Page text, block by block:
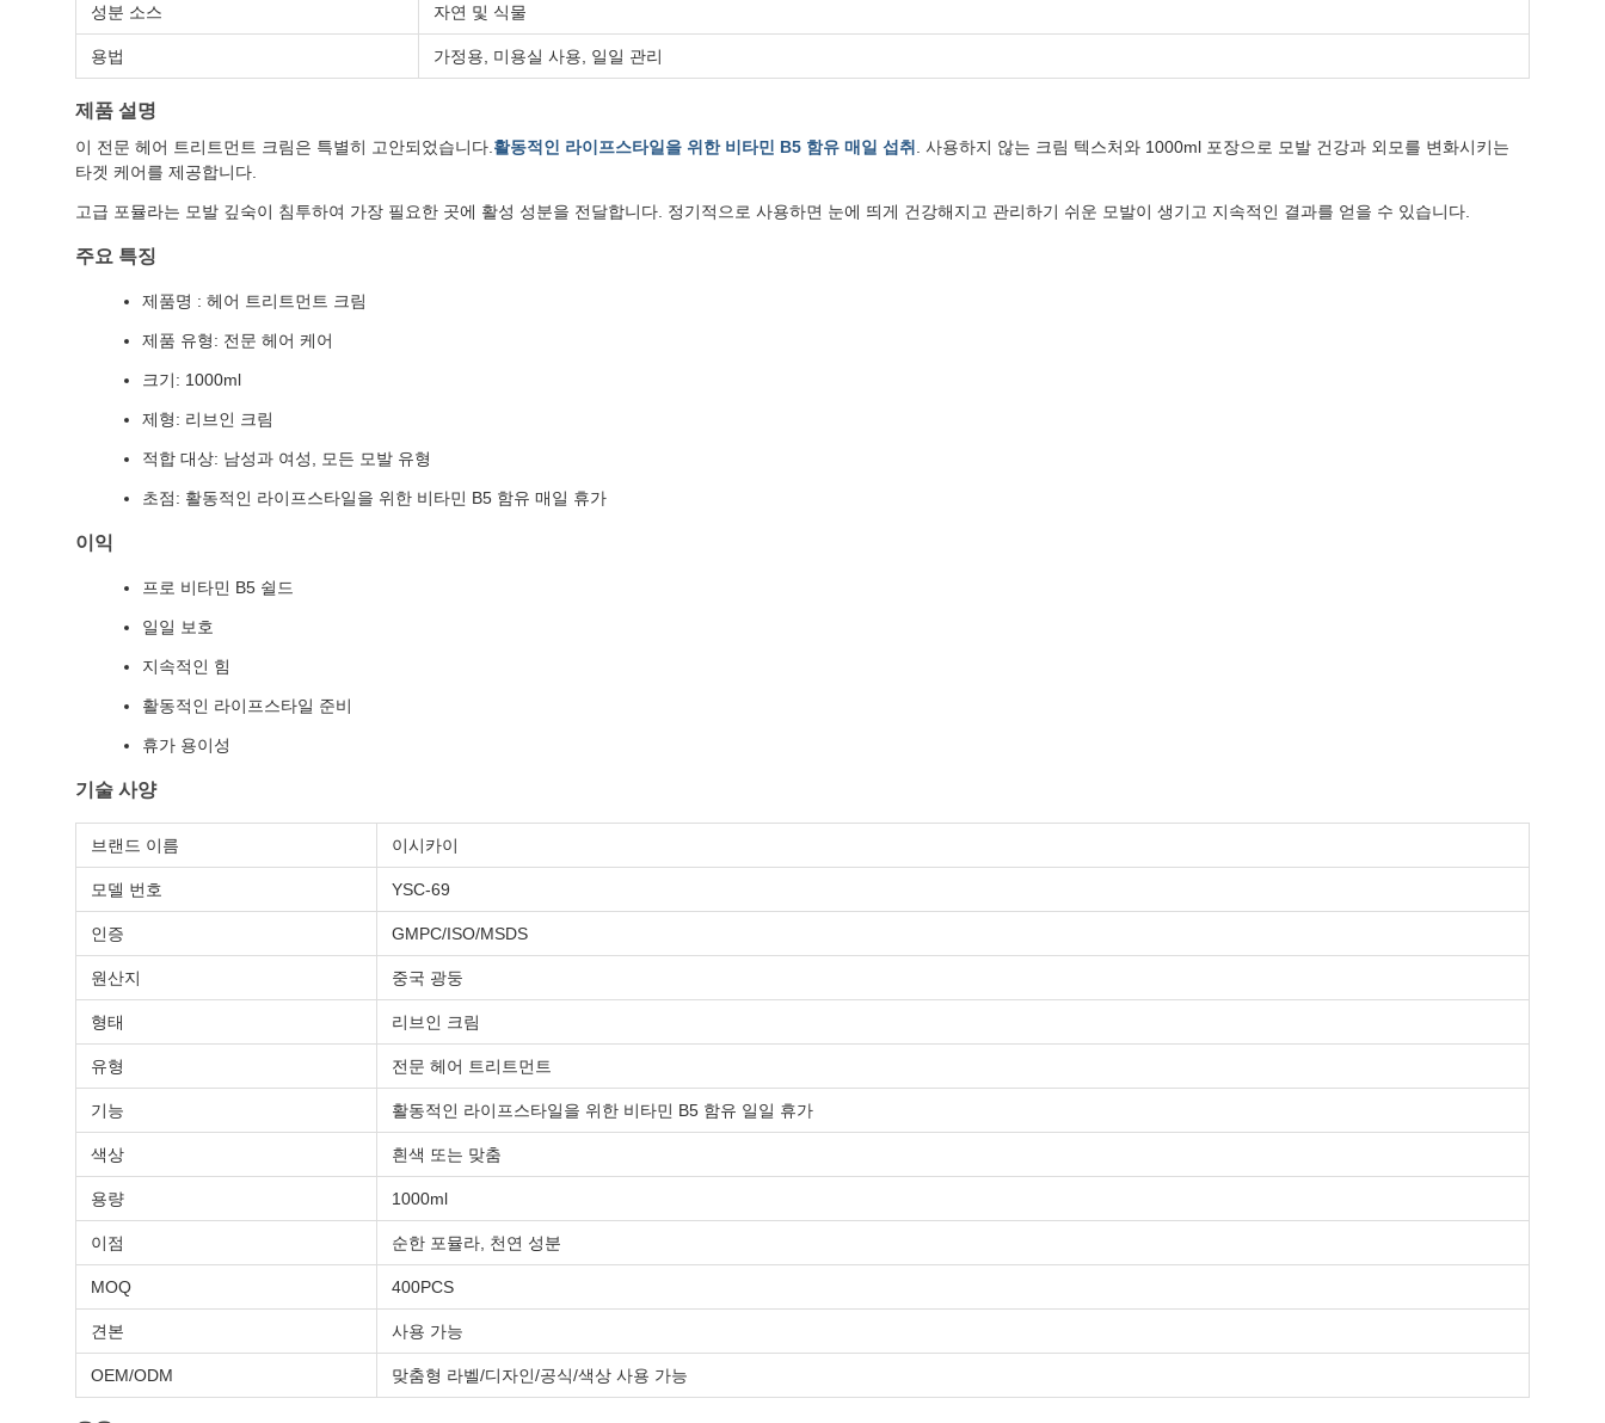
성분 소스 자연 및 식물
용법 가정용, 미용실 사용, 일일 관리
제품 설명
이 전문 헤어 트리트먼트 크림은 특별히 고안되었습니다. 활동적인 라이프스타일을 위한 비타민 B5 함유 매일 섭취
. 사용하지 않는 크림 텍스처와 1000ml 포장으로 모발 건강과 외모를 변화시키는
타겟 케어를 제공합니다.
고급 포뮬라는 모발 깊숙이 침투하여 가장 필요한 곳에 활성 성분을 전달합니다. 정기적으로 사용하면 눈에 띄게 건강해지고 관리하기 쉬운 모발이 생기고 지속적인 결과를 얻을 수 있습니다.
주요 특징
제품명 : 헤어 트리트먼트 크림
제품 유형: 전문 헤어 케어
크기: 1000ml
제형: 리브인 크림
적합 대상: 남성과 여성, 모든 모발 유형
초점: 활동적인 라이프스타일을 위한 비타민 B5 함유 매일 휴가
이익
프로 비타민 B5 쉴드
일일 보호
지속적인 힘
활동적인 라이프스타일 준비
휴가 용이성
기술 사양
브랜드 이름 이시카이
모델 번호 YSC-69
인증 GMPC/ISO/MSDS
원산지 중국 광둥
형태 리브인 크림
유형 전문 헤어 트리트먼트
기능 활동적인 라이프스타일을 위한 비타민 B5 함유 일일 휴가
색상 흰색 또는 맞춤
용량 1000ml
이점 순한 포뮬라, 천연 성분
MOQ 400PCS
견본 사용 가능
OEM/ODM 맞춤형 라벨/디자인/공식/색상 사용 가능